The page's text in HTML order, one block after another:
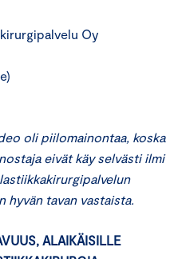
Oy
oli piilomainontaa, koska
eivät käy selvästi ilmi
hyvän tavan vastaista.
ALAIKÄISILLE